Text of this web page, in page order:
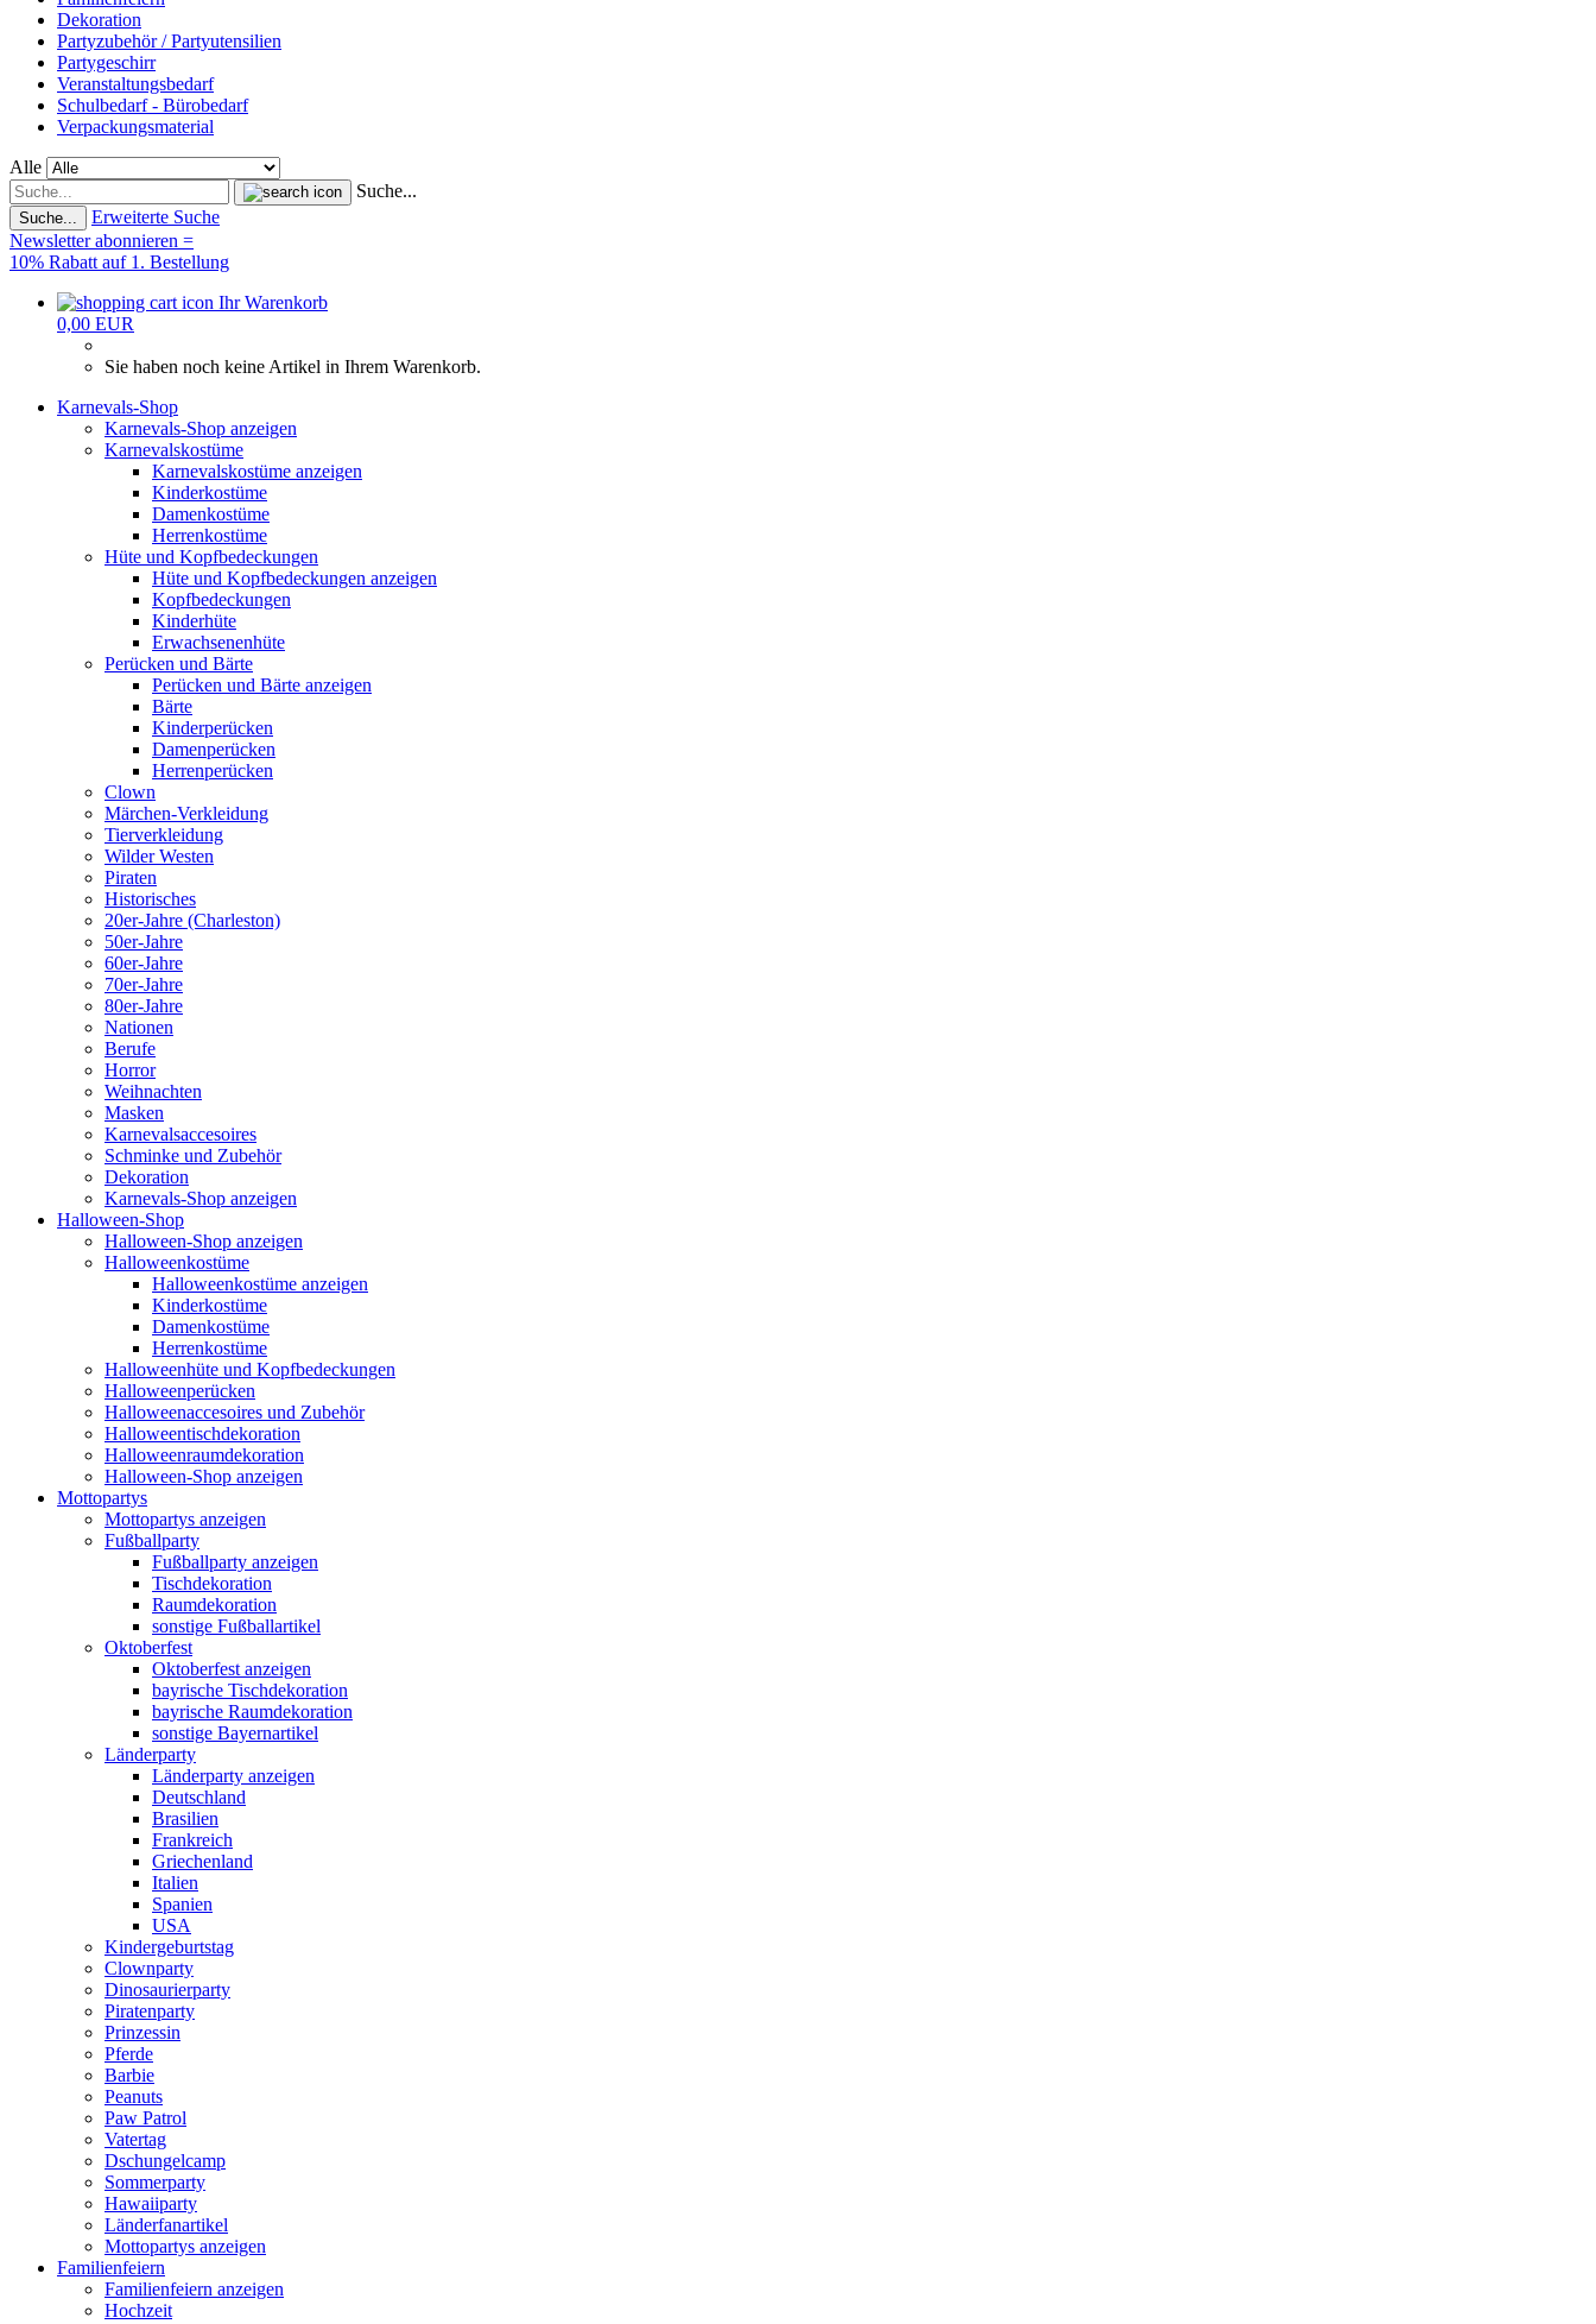
Dekoration
Partyzubehör / Partyutensilien
Partygeschirr
Veranstaltungsbedarf
Schulbedarf - Bürobedarf
Verpackungsmaterial
Alle
Suche...
Suche...
Erweiterte Suche
Newsletter abonnieren =
10% Rabatt auf 1. Bestellung
Ihr Warenkorb
0,00 EUR
Sie haben noch keine Artikel in Ihrem Warenkorb.
Karnevals-Shop
Karnevals-Shop anzeigen
Karnevalskostüme
Karnevalskostüme anzeigen
Kinderkostüme
Damenkostüme
Herrenkostüme
Hüte und Kopfbedeckungen
Hüte und Kopfbedeckungen anzeigen
Kopfbedeckungen
Kinderhüte
Erwachsenenhüte
Perücken und Bärte
Perücken und Bärte anzeigen
Bärte
Kinderperücken
Damenperücken
Herrenperücken
Clown
Märchen-Verkleidung
Tierverkleidung
Wilder Westen
Piraten
Historisches
20er-Jahre (Charleston)
50er-Jahre
60er-Jahre
70er-Jahre
80er-Jahre
Nationen
Berufe
Horror
Weihnachten
Masken
Karnevalsaccesoires
Schminke und Zubehör
Dekoration
Karnevals-Shop anzeigen
Halloween-Shop
Halloween-Shop anzeigen
Halloweenkostüme
Halloweenkostüme anzeigen
Kinderkostüme
Damenkostüme
Herrenkostüme
Halloweenhüte und Kopfbedeckungen
Halloweenperücken
Halloweenaccesoires und Zubehör
Halloweentischdekoration
Halloweenraumdekoration
Halloween-Shop anzeigen
Mottopartys
Mottopartys anzeigen
Fußballparty
Fußballparty anzeigen
Tischdekoration
Raumdekoration
sonstige Fußballartikel
Oktoberfest
Oktoberfest anzeigen
bayrische Tischdekoration
bayrische Raumdekoration
sonstige Bayernartikel
Länderparty
Länderparty anzeigen
Deutschland
Brasilien
Frankreich
Griechenland
Italien
Spanien
USA
Kindergeburtstag
Clownparty
Dinosaurierparty
Piratenparty
Prinzessin
Pferde
Barbie
Peanuts
Paw Patrol
Vatertag
Dschungelcamp
Sommerparty
Hawaiiparty
Länderfanartikel
Mottopartys anzeigen
Familienfeiern
Familienfeiern anzeigen
Hochzeit